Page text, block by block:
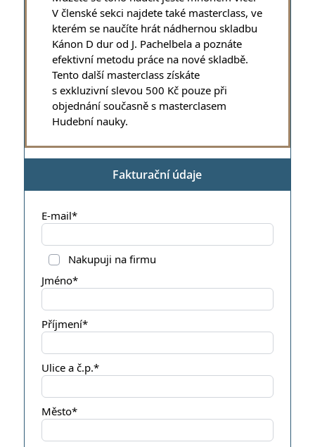
V členské sekci najdete také masterclass, ve
kterém se naučíte hrát nádhernou skladbu
Kánon D dur od J. Pachelbela a poznáte
efektivní metodu práce na nové skladbě.
Tento další masterclass získáte
s exkluzivní slevou 500 Kč pouze při
objednání současně s masterclasem
Hudební nauky.
Fakturační údaje
E-mail*
Nakupuji na firmu
Jméno*
Příjmení*
Ulice a č.p.*
Město*